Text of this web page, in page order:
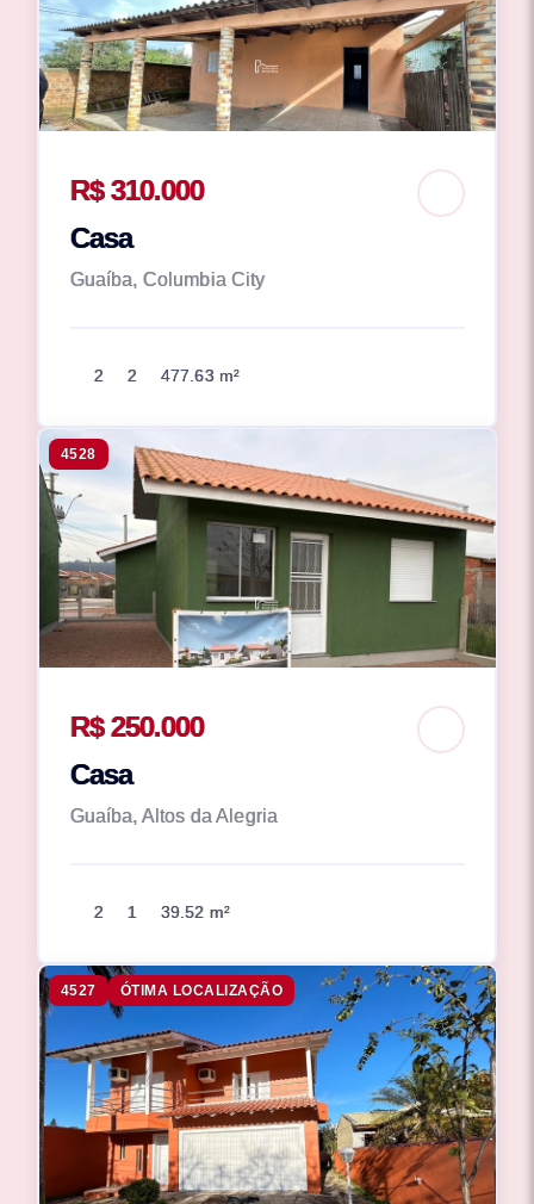
R$ 310.000
Casa
Guaíba, Columbia City
2 2 477.63 m²
4528
R$ 250.000
Casa
Guaíba, Altos da Alegria
2 1 39.52 m²
4527 ÓTIMA LOCALIZAÇÃO